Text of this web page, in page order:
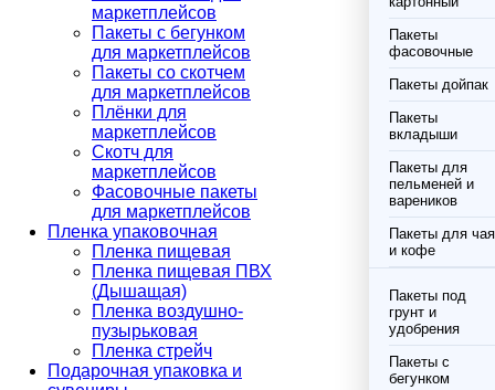
маркетплейсов
Пакеты с бегунком
для маркетплейсов
Пакеты со скотчем
для маркетплейсов
Плёнки для
маркетплейсов
Скотч для
маркетплейсов
Фасовочные пакеты
для маркетплейсов
Пленка упаковочная
Пленка пищевая
Пленка пищевая ПВХ
(Дышащая)
Пленка воздушно-
пузырьковая
Пленка стрейч
Подарочная упаковка и
Пакеты
фасовочные
Пакеты дойпак
Пакеты
вкладыши
Пакеты для
пельменей и
вареников
Пакеты для чая
и кофе
Пакеты под
грунт и
удобрения
Пакеты с
бегунком